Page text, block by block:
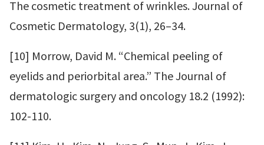
The cosmetic treatment of wrinkles. Journal of
Cosmetic Dermatology, 3(1), 26–34.
[10] Morrow, David M. “Chemical peeling of
eyelids and periorbital area.” The Journal of
dermatologic surgery and oncology 18.2 (1992):
102-110.